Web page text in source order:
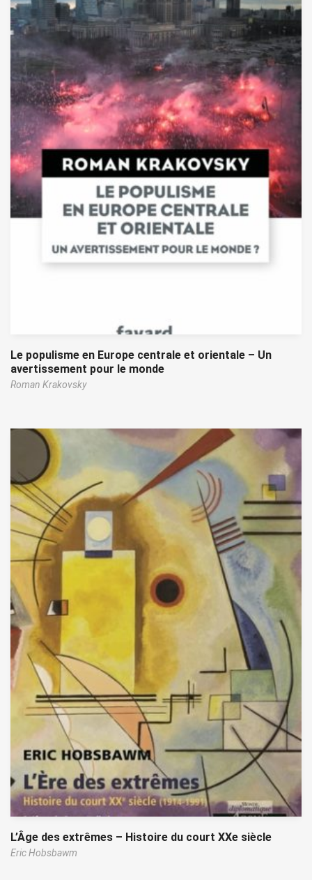
Le populisme en Europe centrale et orientale – Un
avertissement pour le monde
Roman Krakovsky
L’Âge des extrêmes – Histoire du court XXe siècle
Eric Hobsbawm